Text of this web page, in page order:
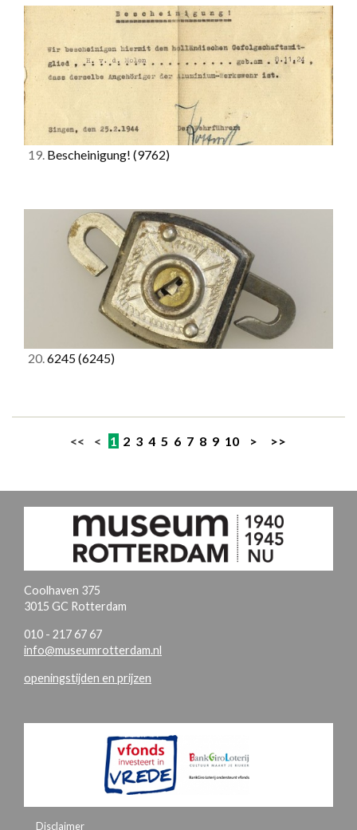
19. Bescheinigung! (9762)
20.6245(6245)
<< < 1 2 3 4 5 6 7 8 9 10 > >>
Coolhaven 375
3015 GC Rotterdam
010 - 217 67 67
info@museumrotterdam.nl
openingstijden en prijzen
Disclaimer